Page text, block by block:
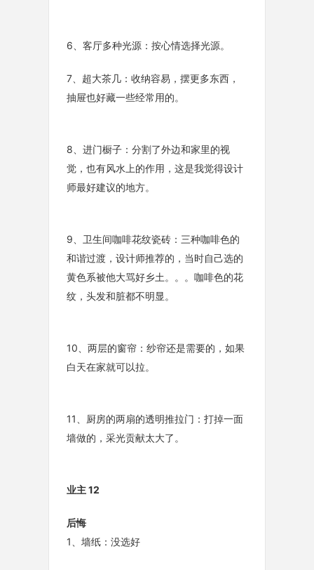
6、客厅多种光源：按心情选择光源。
7、超大茶几：收纳容易，摆更多东西，
抽屉也好藏一些经常用的。
8、进门橱子：分割了外边和家里的视
觉，也有风水上的作用，这是我觉得设计
师最好建议的地方。
9、卫生间咖啡花纹瓷砖：三种咖啡色的
和谐过渡，设计师推荐的，当时自己选的
黄色系被他大骂好乡土。。。咖啡色的花
纹，头发和脏都不明显。
10、两层的窗帘：纱帘还是需要的，如果
白天在家就可以拉。
11、厨房的两扇的透明推拉门：打掉一面
墙做的，采光贡献太大了。
业主 12
后悔
1、墙纸：没选好